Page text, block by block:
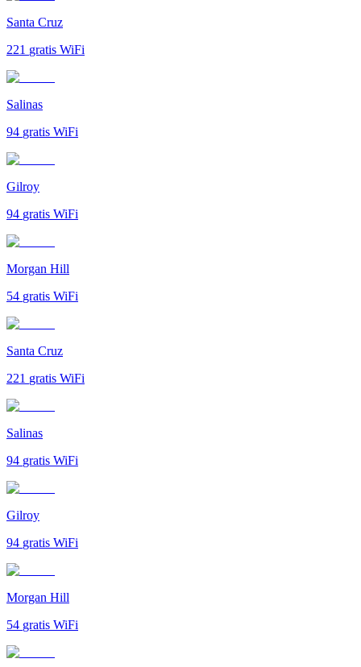
Santa Cruz
221 gratis WiFi
Salinas
94 gratis WiFi
Gilroy
94 gratis WiFi
Morgan Hill
54 gratis WiFi
Santa Cruz
221 gratis WiFi
Salinas
94 gratis WiFi
Gilroy
94 gratis WiFi
Morgan Hill
54 gratis WiFi